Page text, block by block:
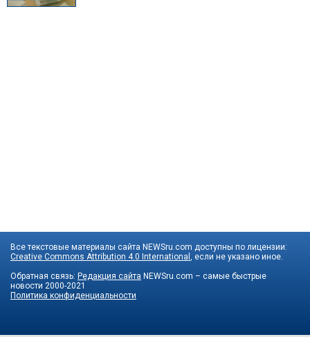
Все текстовые материалы сайта NEWSru.com доступны по лицензии:
Creative Commons Attribution 4.0 International , если не указано иное.
Обратная связь: Редакция сайта NEWSru.com – самые быстрые
новости 2000-2021
Политика конфиденциальности